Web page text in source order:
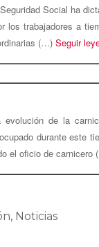
Social ha
los trabajadores a
(…) Seguir
de la
durante este
el oficio de
Noticias